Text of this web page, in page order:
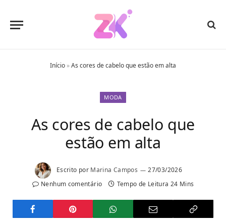
Início »As cores de cabelo que estão em alta
MODA
As cores de cabelo que
estão em alta
Escrito por Marina Campos
27/03/2026
Nenhum comentário
Tempo de Leitura 24 Mins